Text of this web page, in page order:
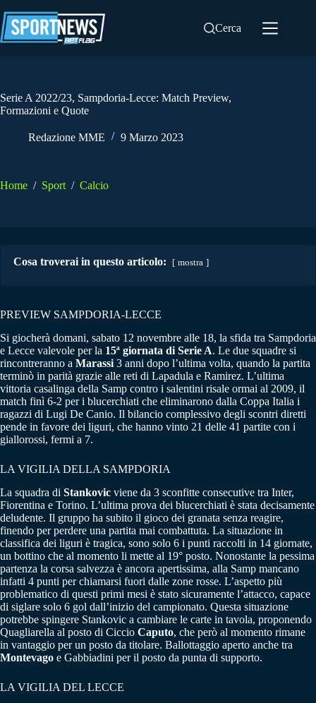
al
contenuto
Cerca
Serie A 2022/23, Sampdoria-Lecce: Match Preview,
Formazioni e Quote
Redazione MME 9 Marzo 2023
Home / Sport / Calcio
Cosa troverai in questo articolo: mostra
PREVIEW SAMPDORIA-LECCE
Si giocherà domani, sabato 12 novembre alle 18, la sfida tra Sampdoria
e Lecce valevole per la 15ª giornata di Serie A. Le due squadre si
rincontreranno a Marassi 3 anni dopo l’ultima volta, quando la partita
terminò in parità grazie alle reti di Lapadula e Ramirez. L’ultima
vittoria casalinga della Samp contro i salentini risale ormai al 2009, il
match finì 6-2 per i blucerchiati che eliminarono dalla Coppa Italia i
ragazzi di Lugi De Canio. Il bilancio complessivo degli scontri diretti
pende in favore dei liguri, che hanno vinto 21 delle 41 partite con i
giallorossi, fermi a 7.
LA VIGILIA DELLA SAMPDORIA
La squadra di Stankovic viene da 3 sconfitte consecutive tra Inter,
Fiorentina e Torino. L’ultima prova dei blucerchiati è stata decisamente
deludente. Il gruppo ha subito il gioco dei granata senza reagire,
finendo per perdere una partita mai combattuta. La situazione in
classifica dei liguri è tragica, sono solo 6 i punti raccolti in 14 giornate,
un bottino che al momento li mette al 19° posto. Nonostante la pessima
partenza la corsa salvezza è ancora apertissima, alla Samp mancano
infatti 4 punti per chiamarsi fuori dalle zone rosse. L’aspetto più
problematico di questi primi mesi è stato sicuramente l’attacco, capace
di siglare solo 6 gol dall’inizio del campionato. Questa situazione
potrebbe spingere Stankovic a cambiare le carte in tavola, proponendo
Quagliarella al posto di Ciccio Caputo, che però al momento rimane
in vantaggio per un posto da titolare. Ballottaggio aperto anche tra
Montevago e Gabbiadini per il posto da punta di supporto.
LA VIGILIA DEL LECCE